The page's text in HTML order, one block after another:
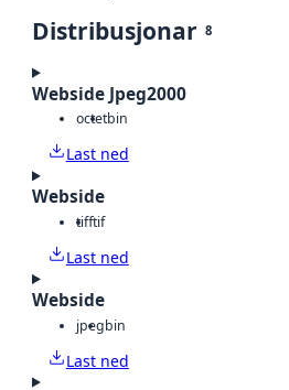
Distribusjonar 8
Webside Jpeg2000
octetbin
Last ned
Webside
tifftif
Last ned
Webside
jpegbin
Last ned